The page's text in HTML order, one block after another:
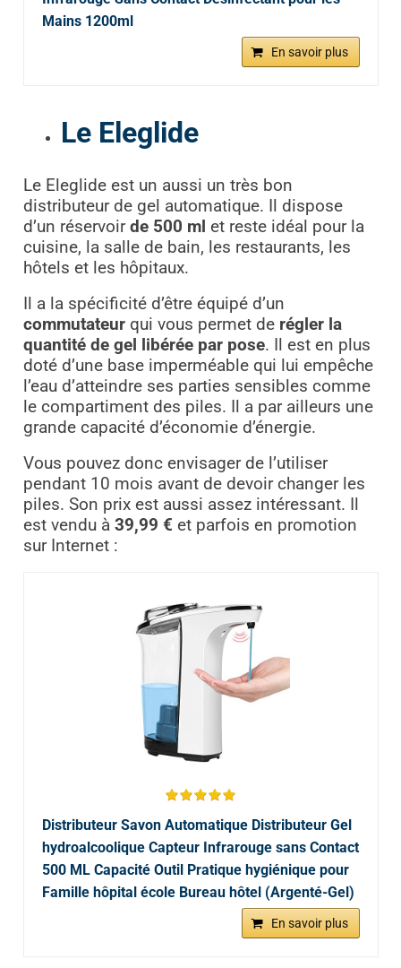
Mains 1200ml
En savoir plus
Le Eleglide
Le Eleglide est un aussi un très bon
distributeur de gel automatique. Il dispose
d’un réservoirde 500 ml et reste idéal pour la
cuisine, la salle de bain, les restaurants, les
hôtels et les hôpitaux.
Il a la spécificité d’être équipé d’un
commutateurqui vous permet de régler la
quantité de gel libérée par pose. Il est en plus
doté d’une base imperméable qui lui empêche
l’eau d’atteindre ses parties sensibles comme
le compartiment des piles. Il a par ailleurs une
grande capacité d’économie d’énergie.
Vous pouvez donc envisager de l’utiliser
pendant 10 mois avant de devoir changer les
piles. Son prix est aussi assez intéressant. Il
est vendu à 39,99 € et parfois en promotion
sur Internet :
Distributeur Savon Automatique Distributeur Gel
hydroalcoolique Capteur Infrarouge sans Contact
500 ML Capacité Outil Pratique hygiénique pour
Famille hôpital école Bureau hôtel (Argenté-Gel)
En savoir plus